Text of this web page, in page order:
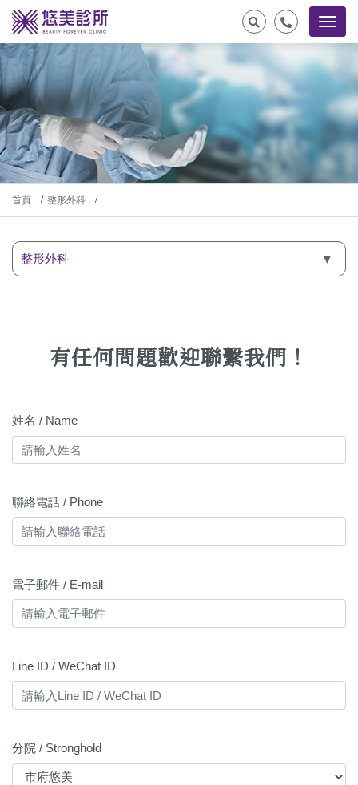
首頁 整形外科
整形外科
有任何問題歡迎聯繫我們！
姓名 / Name
聯絡電話 / Phone
電子郵件 / E-mail
Line ID / WeChat ID
分院 / Stronghold